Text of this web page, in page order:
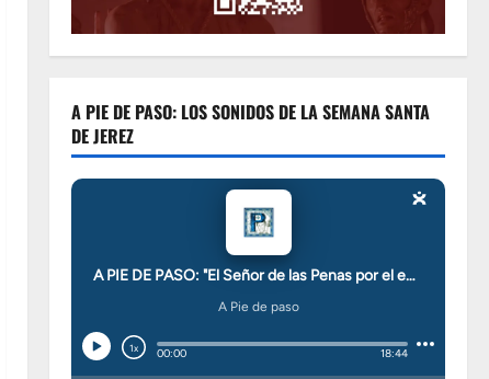
A PIE DE PASO: LOS SONIDOS DE LA SEMANA SANTA
DE JEREZ